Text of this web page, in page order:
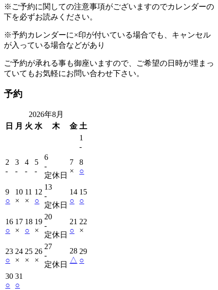
※ご予約に関しての注意事項がございますのでカレンダーの
下を必ずお読みください。
※予約カレンダーに×印が付いている場合でも、キャンセル
が入っている場合などがあり
ご予約が承れる事も御座いますので、ご希望の日時が埋まっ
ていてもお気軽にお問い合わせ下さい。
予約
2026年8月
日
月 火 水 木 金 土
1
‐
2
‐
3
‐
4
‐
5
‐
6
‐
定休日
7
×
8
○
9
○
10
×
11
×
12
○
13
‐
定休日
14
○
15
○
16
○
17
×
18
○
19
×
20
‐
定休日
21
○
22
×
23
○
24
×
25
×
26
×
27
‐
定休日
28
△
29
○
30
○
31
○